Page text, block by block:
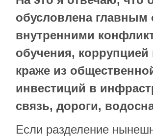
обусловлена
внутренними
обучения,
краже из
инвестиций в
связь, дороги,
Если разделение